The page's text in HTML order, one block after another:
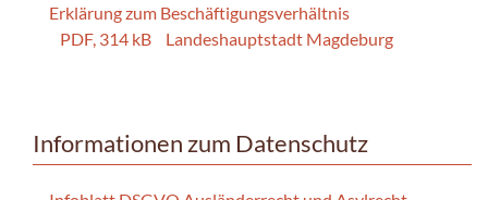
Erklärung zum Beschäftigungsverhältnis
PDF, 314 kB
Landeshauptstadt Magdeburg
Informationen zum Datenschutz